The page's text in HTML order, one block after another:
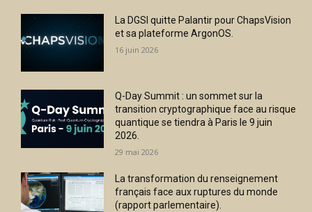
La DGSI quitte Palantir pour ChapsVision
et sa plateforme ArgonOS.
16 juin 2026
Q-Day Summit : un sommet sur la
transition cryptographique face au risque
quantique se tiendra à Paris le 9 juin
2026.
29 mai 2026
La transformation du renseignement
français face aux ruptures du monde
(rapport parlementaire).